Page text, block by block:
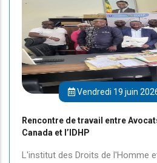
Vendredi 19 juin
Rencontre de travail entre
Canada et l’IDHP
L'institut des Droits de l'Homme